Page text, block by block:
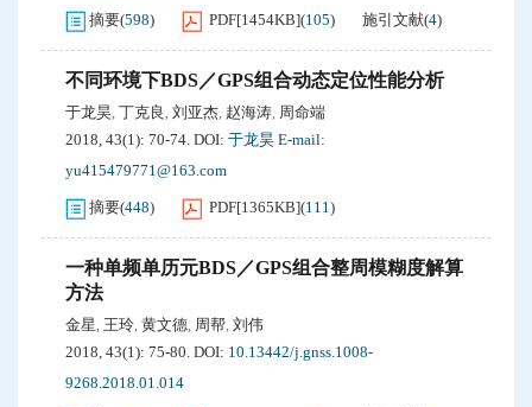
摘要(598) PDF[1454KB](105) 施引文献(4)
不同环境下BDS／GPS组合动态定位性能分析
于龙昊, 丁克良, 刘亚杰, 赵海涛, 周命端
2018, 43(1): 70-74. DOI: 于龙昊 E-mail:
yu415479771@163.com
摘要(448) PDF[1365KB](111)
一种单频单历元BDS／GPS组合整周模糊度解算
方法
金星, 王玲, 黄文德, 周帮, 刘伟
2018, 43(1): 75-80. DOI: 10.13442/j.gnss.1008-
9268.2018.01.014